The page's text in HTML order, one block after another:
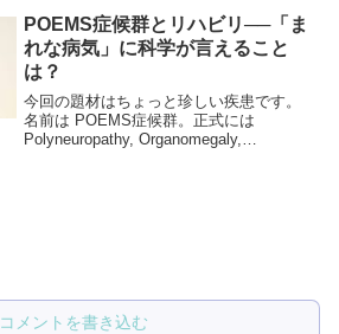
全然わかっていなかったので、知れて良
かったです。松井...
POEMS症候群とリハビリ──「ま
れな病気」に科学が言えること
は？
今回の題材はちょっと珍しい疾患です。
名前は POEMS症候群。正式には
Polyneuropathy, Organomegaly,
コメントを書き込む